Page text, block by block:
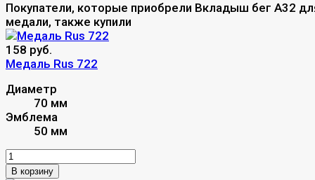
Покупатели, которые приобрели Вкладыш бег A32
медали, также купили
158 руб.
Медаль Rus 722
Диаметр
70 мм
Эмблема
50 мм
В корзину